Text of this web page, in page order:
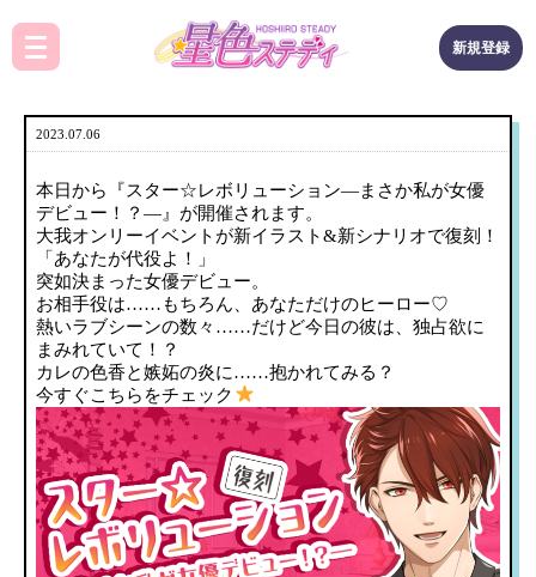
新規登録
2023.07.06
本日から『スター☆レボリューション―まさか私が女優
デビュー！？―』が開催されます。
大我オンリーイベントが新イラスト&新シナリオで復刻！
「あなたが代役よ！」
突如決まった女優デビュー。
お相手役は……もちろん、あなただけのヒーロー♡
熱いラブシーンの数々……だけど今日の彼は、独占欲に
まみれていて！？
カレの色香と嫉妬の炎に……抱かれてみる？
今すぐこちらをチェック